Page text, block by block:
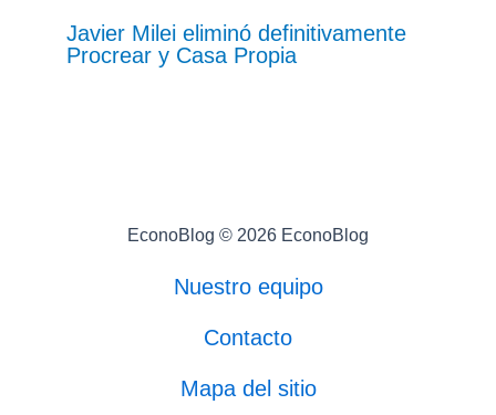
Javier Milei eliminó definitivamente
Procrear y Casa Propia
EconoBlog © 2026 EconoBlog
Nuestro equipo
Contacto
Mapa del sitio